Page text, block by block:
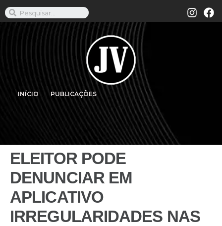
INÍCIO PUBLICAÇÕES
ELEITOR PODE
DENUNCIAR EM
APLICATIVO
IRREGULARIDADES NAS